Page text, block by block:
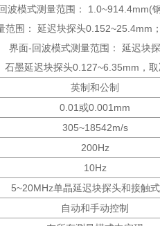
回波模式测量范围：
： 延迟块探头
波模式测量范围： 延迟块探
石墨延迟块探头0.127~6.35mm，
英制和公制
0.01或0.001mm
305~18542m/s
200Hz
10Hz
5~20MHz单晶延迟块探头和接触
自动和手动控制